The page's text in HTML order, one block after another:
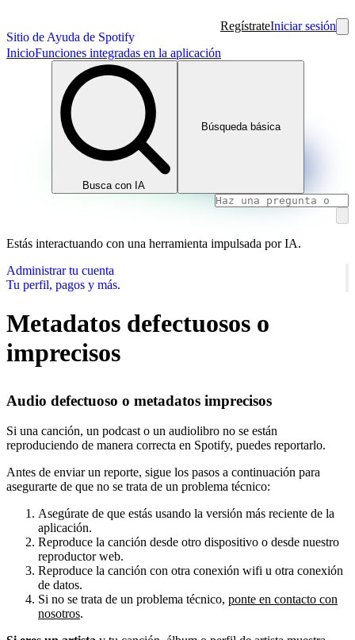
Sitio de Ayuda de Spotify
RegístrateIniciar sesión
InicioFunciones integradas en la aplicación
Busca con IA
Búsqueda básica
Estás interactuando con una herramienta impulsada por IA.
Administrar tu cuenta
Tu perfil, pagos y más.
Metadatos defectuosos o
imprecisos
Audio defectuoso o metadatos imprecisos
Si una canción, un podcast o un audiolibro no se están
reproduciendo de manera correcta en Spotify, puedes reportarlo.
Antes de enviar un reporte, sigue los pasos a continuación para
asegurarte de que no se trata de un problema técnico:
Asegúrate de que estás usando la versión más reciente de la
aplicación.
Reproduce la canción desde otro dispositivo o desde nuestro
reproductor web.
Reproduce la canción con otra conexión wifi u otra conexión
de datos.
Si no se trata de un problema técnico, ponte en contacto con
nosotros.